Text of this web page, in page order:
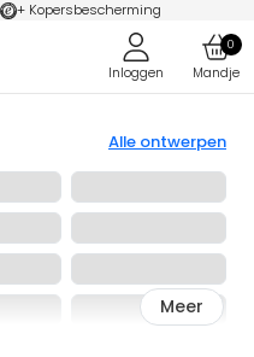
+ Kopersbescherming
0
Alle ontwerpen
Meer